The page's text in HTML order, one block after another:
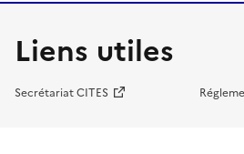
Liens utiles
Secrétariat CITES